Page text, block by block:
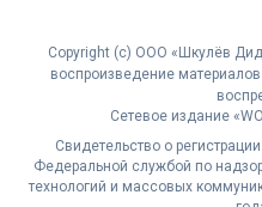
Copyright (с) ООО «Шкулёв
воспроизведение
Сетевое издание
Свидетельство о
Федеральной службой по
технологий и массовых